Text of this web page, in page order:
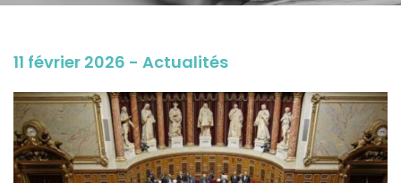
11 février 2026 - Actualités